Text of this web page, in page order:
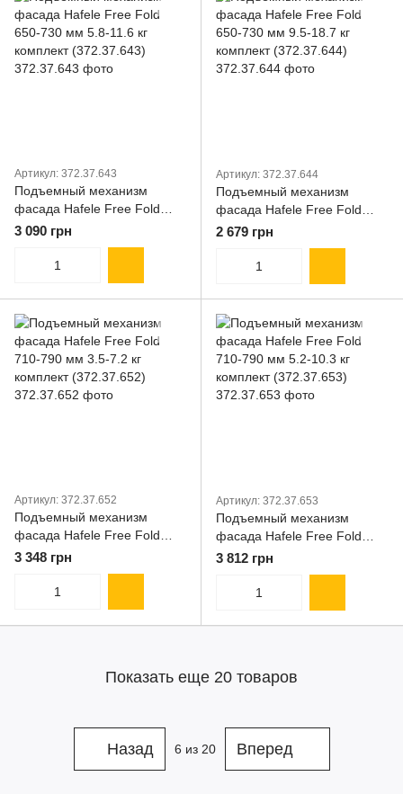
Артикул: 372.37.643
Подъемный механизм
фасада Hafele Free Fold
650-730 мм 5.8-11.6 кг
комплект (372.37.643)
3 090 грн
Артикул: 372.37.644
Подъемный механизм
фасада Hafele Free Fold
650-730 мм 9.5-18.7 кг
комплект (372.37.644)
2 679 грн
Артикул: 372.37.652
Подъемный механизм
фасада Hafele Free Fold
710-790 мм 3.5-7.2 кг
комплект (372.37.652)
3 348 грн
Артикул: 372.37.653
Подъемный механизм
фасада Hafele Free Fold
710-790 мм 5.2-10.3 кг
комплект (372.37.653)
3 812 грн
Показать еще 20 товаров
Назад 6 из 20 Вперед